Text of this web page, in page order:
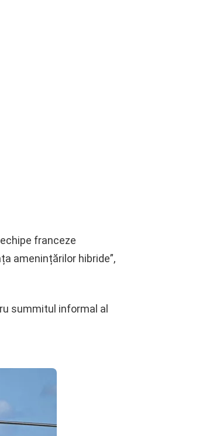
franceze
amenințărilor hibride”,
summitul informal al